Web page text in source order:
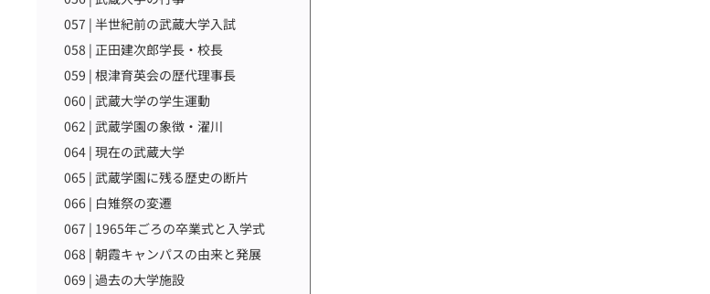
057 | 半世紀前の武蔵大学入試
058 | 正田建次郎学長・校長
059 | 根津育英会の歴代理事長
060 | 武蔵大学の学生運動
062 | 武蔵学園の象徴・濯川
064 | 現在の武蔵大学
065 | 武蔵学園に残る歴史の断片
066 | 白雉祭の変遷
067 | 1965年ごろの卒業式と入学式
068 | 朝霞キャンパスの由来と発展
069 | 過去の大学施設